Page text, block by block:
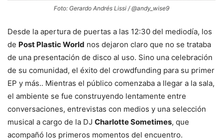
Foto: Gerardo Andrés Lissi / @andy_wise9
Desde la apertura de puertas a las 12:30 del mediodía, los
de Post Plastic World nos dejaron claro que no se trataba
de una presentación de disco al uso. Sino una celebración
de su comunidad, el éxito del crowdfunding para su primer
EP y más.. Mientras el público comenzaba a llegar a la sala,
el ambiente se fue construyendo lentamente entre
conversaciones, entrevistas con medios y una selección
musical a cargo de la DJ Charlotte Sometimes, que
acompañó los primeros momentos del encuentro.